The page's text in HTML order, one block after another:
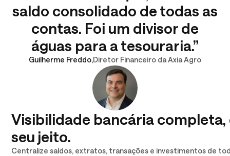
saldo consolidado de todas as
contas. Foi um divisor de
águas para a tesouraria.”
Guilherme Freddo,Diretor Financeiro da Axia Agro
Visibilidade bancária completa,
seu jeito.
Centralize saldos, extratos, transações e investimentos de